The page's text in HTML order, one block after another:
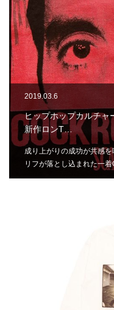
2019.03.6
ヒップホップカルチャ
新作ロンT…
成り上がりの成功が共感
リフが落とし込まれた一